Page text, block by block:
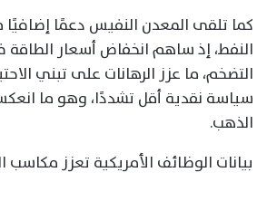
كما تلقى المعدن النفيس دعمًا إضافيًا
النفط، إذ ساهم انخفاض أسعار
التضخم، ما عزز الرهانات على تبني
سياسة نقدية أقل تشددًا، وهو ما
الذهب.
بيانات الوظائف الأمريكية تعزز مكاسب